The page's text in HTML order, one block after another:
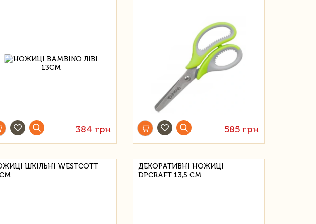
384 грн 585 грн
ШКІЛЬНІ WESTCOTT
ДЕКОРАТИВНІ НОЖИЦІ
DPCRAFT 13,5 СМ